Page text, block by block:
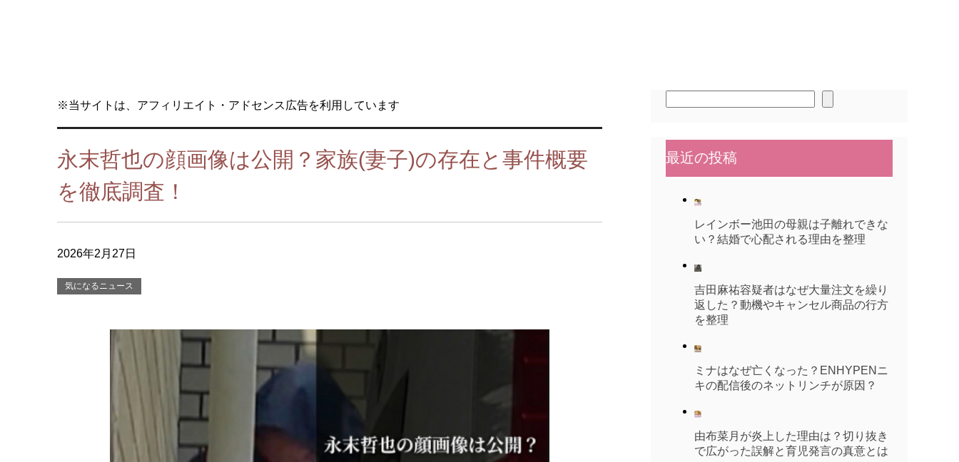
※当サイトは、アフィリエイト・アドセンス広告を利用しています
永末哲也の顔画像は公開？家族(妻子)の存在と事件概要
を徹底調査！
2026年2月27日
気になるニュース
索
最近の投稿
レインボー池田の母親は子離れできな
い？結婚で心配される理由を整理
吉田麻祐容疑者はなぜ大量注文を繰り
返した？動機やキャンセル商品の行方
を整理
ミナはなぜ亡くなった？ENHYPENニ
キの配信後のネットリンチが原因？
由布菜月が炎上した理由は？切り抜き
で広がった誤解と育児発言の真意とは